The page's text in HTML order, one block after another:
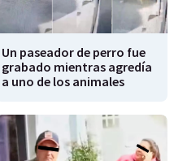
Un paseador de perro fue
grabado mientras agredía
a uno de los animales